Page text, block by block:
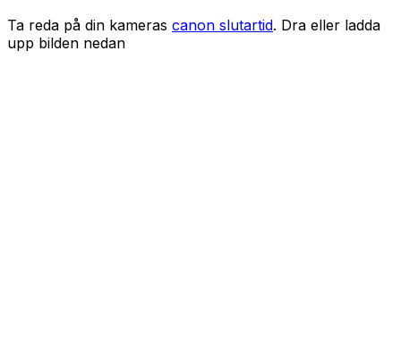
Ta reda på din kameras canon slutartid. Dra eller ladda
upp bilden nedan